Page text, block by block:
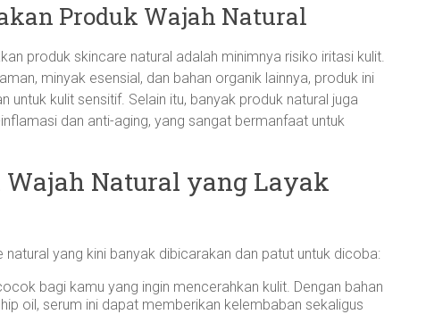
Produk Wajah Natural
produk skincare natural adalah minimnya risiko iritasi kulit.
minyak esensial, dan bahan organik lainnya, produk ini
untuk kulit sensitif. Selain itu, banyak produk natural juga
dan anti-aging, yang sangat bermanfaat untuk
Wajah Natural yang Layak
yang kini banyak dibicarakan dan patut untuk dicoba:
bagi kamu yang ingin mencerahkan kulit. Dengan bahan
oil, serum ini dapat memberikan kelembaban sekaligus